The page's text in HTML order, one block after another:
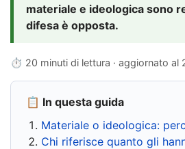
materiale e ideologica sono
difesa è opposta.
⏱ 20 minuti di lettura · aggiornato al
📋 In questa guida
Materiale o ideologica:
Chi riferisce quanto gli